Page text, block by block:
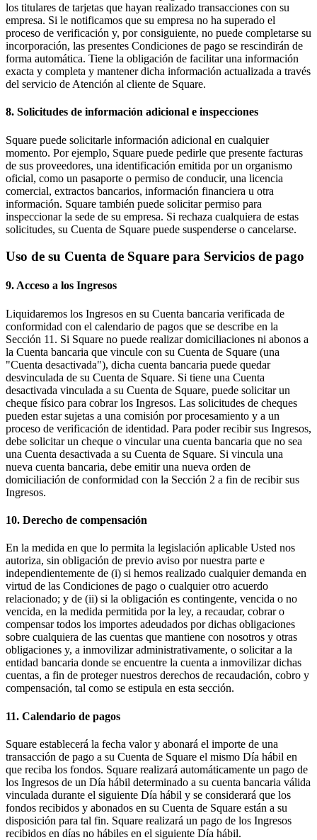
los titulares de tarjetas que hayan realizado transacciones con su
empresa. Si le notificamos que su empresa no ha superado el
proceso de verificación y, por consiguiente, no puede completarse su
incorporación, las presentes Condiciones de pago se rescindirán de
forma automática. Tiene la obligación de facilitar una información
exacta y completa y mantener dicha información actualizada a través
del servicio de Atención al cliente de Square.
8. Solicitudes de información adicional e inspecciones
Square puede solicitarle información adicional en cualquier
momento. Por ejemplo, Square puede pedirle que presente facturas
de sus proveedores, una identificación emitida por un organismo
oficial, como un pasaporte o permiso de conducir, una licencia
comercial, extractos bancarios, información financiera u otra
información. Square también puede solicitar permiso para
inspeccionar la sede de su empresa. Si rechaza cualquiera de estas
solicitudes, su Cuenta de Square puede suspenderse o cancelarse.
Uso de su Cuenta de Square para Servicios de pago
9. Acceso a los Ingresos
Liquidaremos los Ingresos en su Cuenta bancaria verificada de
conformidad con el calendario de pagos que se describe en la
Sección 11. Si Square no puede realizar domiciliaciones ni abonos a
la Cuenta bancaria que vincule con su Cuenta de Square (una
"Cuenta desactivada"), dicha cuenta bancaria puede quedar
desvinculada de su Cuenta de Square. Si tiene una Cuenta
desactivada vinculada a su Cuenta de Square, puede solicitar un
cheque físico para cobrar los Ingresos. Las solicitudes de cheques
pueden estar sujetas a una comisión por procesamiento y a un
proceso de verificación de identidad. Para poder recibir sus Ingresos,
debe solicitar un cheque o vincular una cuenta bancaria que no sea
una Cuenta desactivada a su Cuenta de Square. Si vincula una
nueva cuenta bancaria, debe emitir una nueva orden de
domiciliación de conformidad con la Sección 2 a fin de recibir sus
Ingresos.
10. Derecho de compensación
En la medida en que lo permita la legislación aplicable Usted nos
autoriza, sin obligación de previo aviso por nuestra parte e
independientemente de (i) si hemos realizado cualquier demanda en
virtud de las Condiciones de pago o cualquier otro acuerdo
relacionado; y de (ii) si la obligación es contingente, vencida o no
vencida, en la medida permitida por la ley, a recaudar, cobrar o
compensar todos los importes adeudados por dichas obligaciones
sobre cualquiera de las cuentas que mantiene con nosotros y otras
obligaciones y, a inmovilizar administrativamente, o solicitar a la
entidad bancaria donde se encuentre la cuenta a inmovilizar dichas
cuentas, a fin de proteger nuestros derechos de recaudación, cobro y
compensación, tal como se estipula en esta sección.
11. Calendario de pagos
Square establecerá la fecha valor y abonará el importe de una
transacción de pago a su Cuenta de Square el mismo Día hábil en
que reciba los fondos. Square realizará automáticamente un pago de
los Ingresos de un Día hábil determinado a su cuenta bancaria válida
vinculada durante el siguiente Día hábil y se considerará que los
fondos recibidos y abonados en su Cuenta de Square están a su
disposición para tal fin. Square realizará un pago de los Ingresos
recibidos en días no hábiles en el siguiente Día hábil.